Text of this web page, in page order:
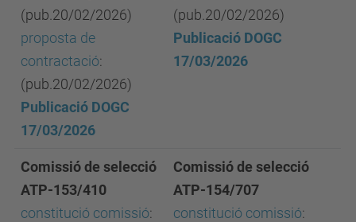
(pub.20/02/2026)
proposta de
contractació:
(pub.20/02/2026)
Publicació DOGC
17/03/2026
(pub.20/02/2026)
Publicació DOGC
17/03/2026
Comissió de selecció
ATP-153/410
constitució comissió:
Comissió de selecció
ATP-154/707
constitució comissió: